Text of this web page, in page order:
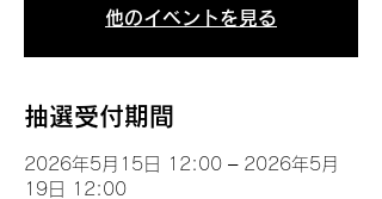
他のイベントを見る
抽選受付期間
2026年5月15日 12:00 – 2026年5月
19日 12:00